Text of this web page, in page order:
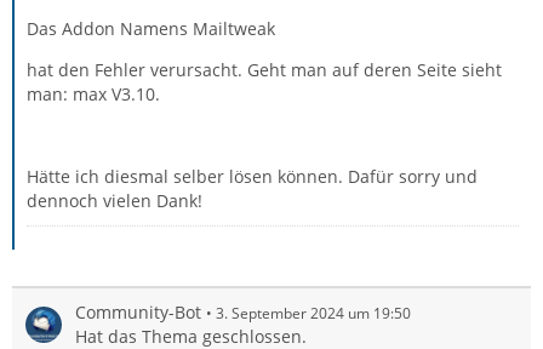
Das Addon Namens Mailtweak
hat den Fehler verursacht. Geht man auf deren Seite sieht
man: max V3.10.
Hätte ich diesmal selber lösen können. Dafür sorry und
dennoch vielen Dank!
Community-Bot 3. September 2024 um 19:50
Hat das Thema geschlossen.